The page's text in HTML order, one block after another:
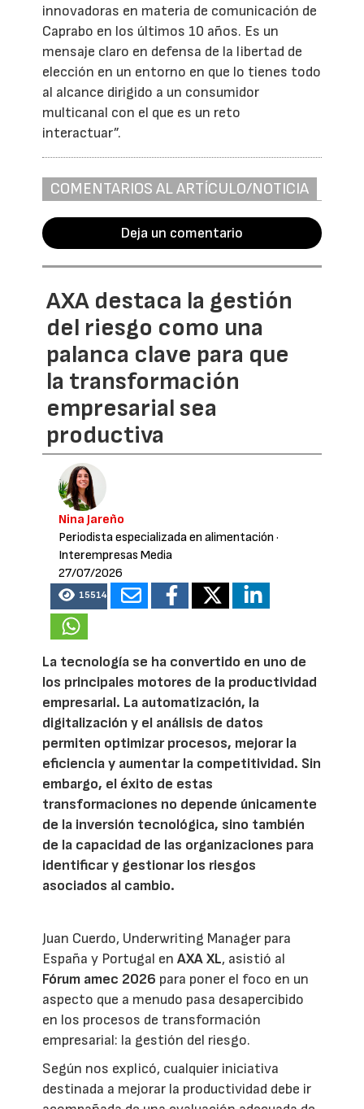
innovadoras en materia de comunicación de
Caprabo en los últimos 10 años. Es un
mensaje claro en defensa de la libertad de
elección en un entorno en que lo tienes todo
al alcance dirigido a un consumidor
multicanal con el que es un reto
interactuar”.
COMENTARIOS AL ARTÍCULO/NOTICIA
Deja un comentario
AXA destaca la gestión
del riesgo como una
palanca clave para que
la transformación
empresarial sea
productiva
Nina Jareño
Periodista especializada en alimentación ·
Interempresas Media
27/07/2026
15514
La tecnología se ha convertido en uno de
los principales motores de la productividad
empresarial. La automatización, la
digitalización y el análisis de datos
permiten optimizar procesos, mejorar la
eficiencia y aumentar la competitividad. Sin
embargo, el éxito de estas
transformaciones no depende únicamente
de la inversión tecnológica, sino también
de la capacidad de las organizaciones para
identificar y gestionar los riesgos
asociados al cambio.
Juan Cuerdo, Underwriting Manager para
España y Portugal enAXA XL, asistió al
Fórum amec 2026 para poner el foco en un
aspecto que a menudo pasa desapercibido
en los procesos de transformación
empresarial: la gestión del riesgo.
Según nos explicó, cualquier iniciativa
destinada a mejorar la productividad debe ir